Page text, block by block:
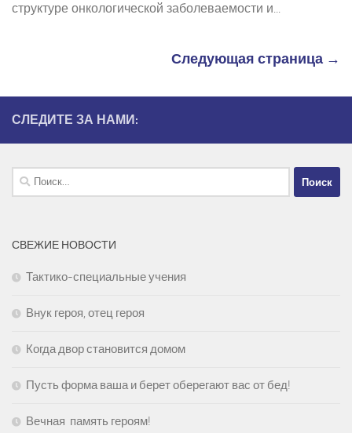
структуре онкологической заболеваемости и...
Следующая страница →
СЛЕДИТЕ ЗА НАМИ:
Найти:
СВЕЖИЕ НОВОСТИ
Тактико-специальные учения
Внук героя, отец героя
Когда двор становится домом
Пусть форма ваша и берет оберегают вас от бед!
Вечная память героям!